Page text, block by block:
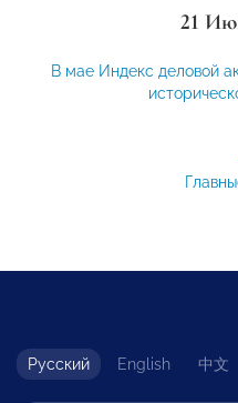
21
В мае Индекс деловой
Русский English 中文